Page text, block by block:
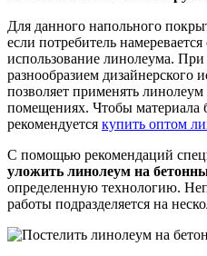
Для данного напольного
если потребитель
использование линолеума. При
разнообразием дизайнерского
позволяет применять
помещениях. Чтобы материала
рекомендуется купить оптом
С помощью рекомендаций
уложить линолеум на
определенную технологию.
работы подразделяется на